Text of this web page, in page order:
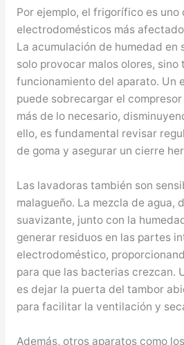
Por ejemplo, el frigorífico es uno
electrodomésticos más
La acumulación de humedad en
solo provocar malos olores,
funcionamiento del aparato. Un
puede sobrecargar el
más de lo necesario,
ello, es fundamental revisar
de goma y asegurar un cierre
Las lavadoras también son
malagueño. La mezcla de agua,
suavizante, junto con la
generar residuos en las partes
electrodoméstico,
para que las bacterias crezcan.
es dejar la puerta del tambor
para facilitar la ventilación y
Además, otros aparatos como